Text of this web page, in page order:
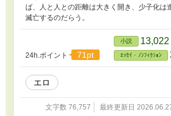
ば、人と人との距離は大きく開き、少子化は
滅亡するのだらう。
24h.ポイント 71pt
小説 13,022
ｴｯｾｲ・ﾉﾝﾌｨｸｼｮﾝ
エロ
文字数 76,757 最終更新日